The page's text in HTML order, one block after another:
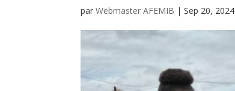
parWebmaster AFEMIB |Sep 20, 2024